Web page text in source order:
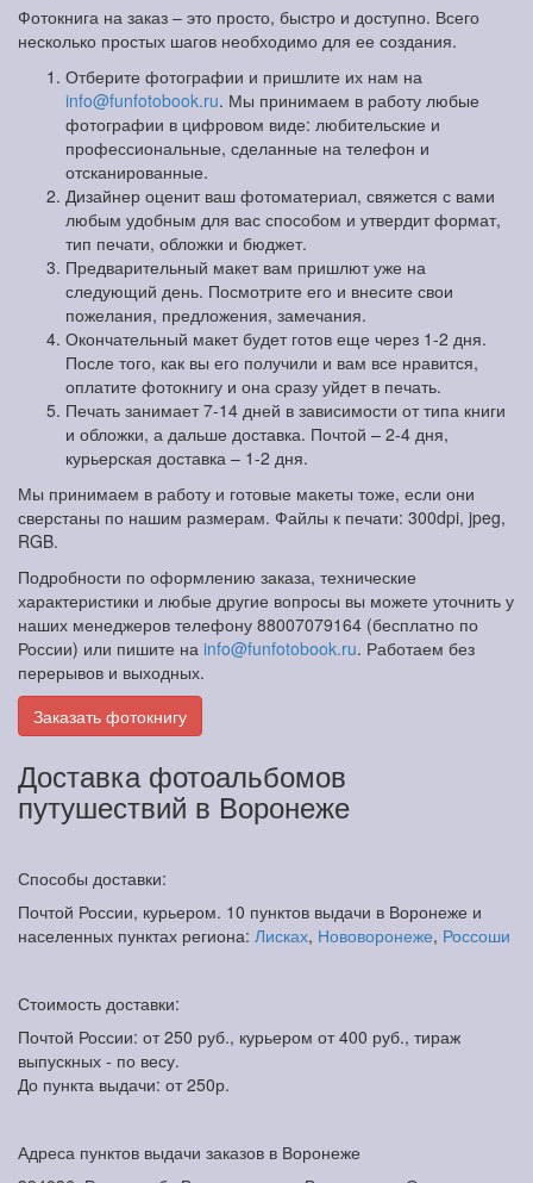
Фотокнига на заказ – это просто, быстро и доступно. Всего
несколько простых шагов необходимо для ее создания.
Отберите фотографии и пришлите их нам на
info@funfotobook.ru. Мы принимаем в работу любые
фотографии в цифровом виде: любительские и
профессиональные, сделанные на телефон и
отсканированные.
Дизайнер оценит ваш фотоматериал, свяжется с вами
любым удобным для вас способом и утвердит формат,
тип печати, обложки и бюджет.
Предварительный макет вам пришлют уже на
следующий день. Посмотрите его и внесите свои
пожелания, предложения, замечания.
Окончательный макет будет готов еще через 1-2 дня.
После того, как вы его получили и вам все нравится,
оплатите фотокнигу и она сразу уйдет в печать.
Печать занимает 7-14 дней в зависимости от типа книги
и обложки, а дальше доставка. Почтой – 2-4 дня,
курьерская доставка – 1-2 дня.
Мы принимаем в работу и готовые макеты тоже, если они
сверстаны по нашим размерам. Файлы к печати: 300dpi, jpeg,
RGB.
Подробности по оформлению заказа, технические
характеристики и любые другие вопросы вы можете уточнить у
наших менеджеров телефону 88007079164 (бесплатно по
России) или пишите на info@funfotobook.ru. Работаем без
перерывов и выходных.
Заказать фотокнигу
Доставка фотоальбомов
путушествий в Воронеже
Способы доставки:
Почтой России, курьером. 10 пунктов выдачи в Воронеже и
населенных пунктах региона: Лисках, Нововоронеже, Россоши
Стоимость доставки:
Почтой России: от 250 руб., курьером от 400 руб., тираж
выпускных - по весу.
До пункта выдачи: от 250р.
Адреса пунктов выдачи заказов в Воронеже